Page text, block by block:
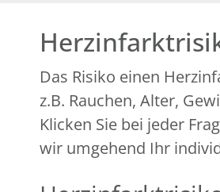
Das Risiko einen
z.B. Rauchen, Alter,
Klicken Sie bei jeder
wir umgehend Ihr